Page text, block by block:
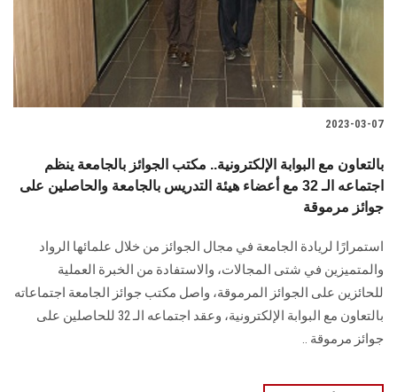
الدراسات العليا
الموظفون
سجل الان
2023-03-07
بالتعاون مع البوابة الإلكترونية.. مكتب الجوائز بالجامعة ينظم
اجتماعه الـ 32 مع أعضاء هيئة التدريس بالجامعة والحاصلين على
جوائز مرموقة
استمرارًا لريادة الجامعة في مجال الجوائز من خلال علمائها الرواد
والمتميزين في شتى المجالات، والاستفادة من الخبرة العملية
للحائزين على الجوائز المرموقة، واصل مكتب جوائز الجامعة اجتماعاته
بالتعاون مع البوابة الإلكترونية، وعقد اجتماعه الـ 32 للحاصلين على
جوائز مرموقة ..